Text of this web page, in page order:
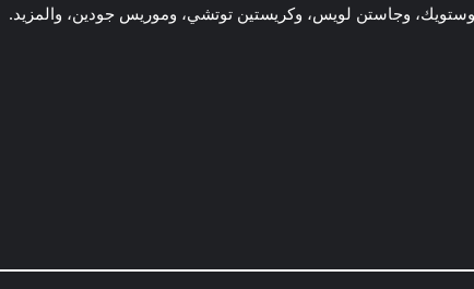
وجاستن لويس، وكريستين توتشي، وموريس جودين، والمزيد.